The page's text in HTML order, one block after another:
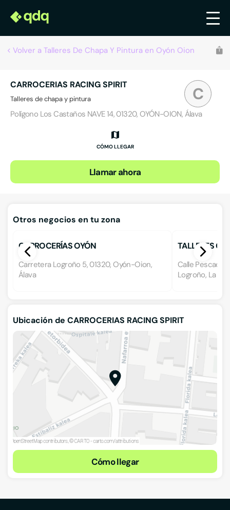
Volver a Talleres De Chapa Y Pintura en Oyón Oion
C
CARROCERIAS RACING SPIRIT
Talleres de chapa y pintura
Polígono Los Castaños NAVE 14, 01320, OYÓN-OION, Álava
CÓMO LLEGAR
Llamar ahora
Otros negocios en tu zona
CARROCERÍAS OYÓN
Carretera Logroño 5, 01320, Oyón-Oion,
Álava
TALLERES
Calle
Logroño, La
Ubicación de CARROCERIAS RACING SPIRIT
Cómo llegar